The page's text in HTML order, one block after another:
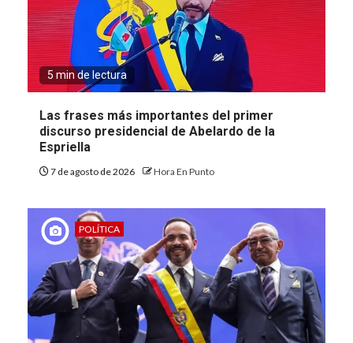
5 min de lectura
Las frases más importantes del primer
discurso presidencial de Abelardo de la
Espriella
7 de agosto de 2026 Hora En Punto
POLÍTICA